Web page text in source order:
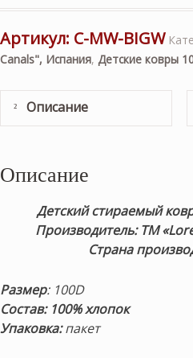
Артикул: C-MW-BIGW
Canals", Испания, Детские ковры
Описание
Описание
Детский стираемый
Производитель: ТМ
Страна
Размер: 100D
Состав: 100% хлопок
Упаковка:пакет